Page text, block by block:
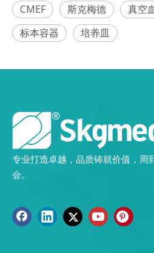
CMEF 斯克梅德
真空
标本容器
培养皿
专业打造卓越，品质铸就价值，周
会。